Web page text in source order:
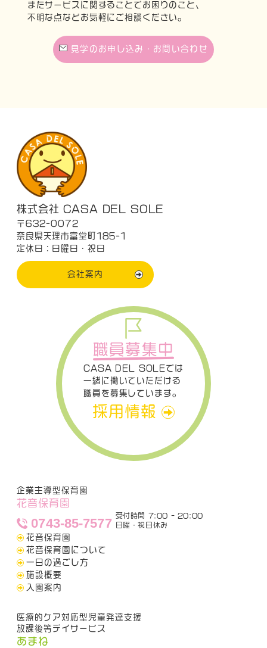
またサービスに関することでお困りのこと、
不明な点などお気軽にご相談ください。
見学のお申し込み・お問い合わせ
株式会社 CASA DEL SOLE
〒632-0072
奈良県天理市富堂町185-1
定休日：日曜日・祝日
会社案内
職員募集中
CASA DEL SOLEでは
一緒に働いていただける
職員を募集しています。
採用情報
企業主導型保育園
花音保育園
0743-85-7577
受付時間 7:00 - 20:00
日曜・祝日休み
花音保育園
花音保育園について
一日の過ごし方
施設概要
入園案内
医療的ケア対応型児童発達支援
放課後等デイサービス
あまね